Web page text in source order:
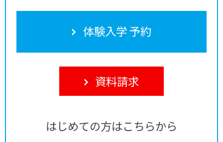
体験入学 予約
資料請求
はじめての方はこちらから